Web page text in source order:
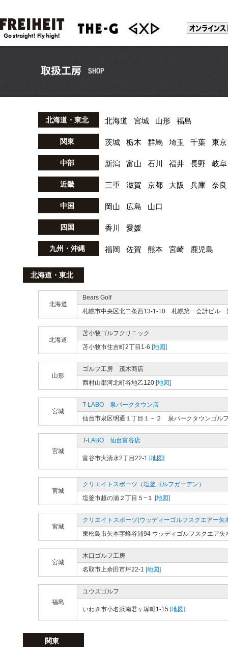
北海道・東北 北海道 宮城 山形 福島
関東 茨城 栃木 群馬 埼玉 千葉 東京
中部 新潟 富山 石川 福井 長野 岐阜
近畿 三重 滋賀 京都 大阪 兵庫 奈良
中国 岡山 広島 山口
四国 香川 愛媛
九州・沖縄 福岡 佐賀 熊本 宮崎 鹿児島
北海道・東北
北海道
Bears Golf
札幌市中央区北二条西13-1-10 札幌第一会計ビル
北海道
苫小牧ゴルフクリニック
苫小牧市住吉町2丁目1-6 [地図]
山形
ゴルフ工房 茂木商店
西村山郡河北町谷地乙120 [地図]
宮城
T-LABO 泉パークタウン店
仙台市泉区明通１丁目１－２ 泉パークタウンゴル
宮城
T-LABO 仙台富谷店
富谷市大清水2丁目22-1 [地図]
宮城
クリエイトスポーツ（塩釜ゴルフガーデン）
塩釜市越の浦２丁目５−１ [地図]
宮城
クリエイトスポーツ(ウッディーゴルフスクエアー矢
東松島市矢本字蜂谷浦94 ウッディゴルフスクエア矢
宮城
木口ゴルフ工房
名取市上余田市坪22-1 [地図]
福島
ユウズゴルフ
いわき市小名浜南君ヶ塚町1-15 [地図]
関東